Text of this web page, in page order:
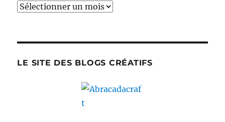
Archives
LE SITE DES BLOGS CRÉATIFS